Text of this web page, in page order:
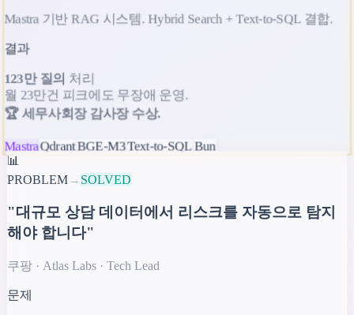
Mastra 기반 RAG 시스템. Hybrid Search + Text-to-SQL 결합.
결과
123만 질의 처리
월 23만건 피크에도 무장애 운영.
🏆 세무사회장 감사장 수상.
MastraQdrant BGE-M3Text-to-SQL Bun
📊
PROBLEM→ SOLVED
"대규모 상담 데이터에서 리스크를 자동으로 탐지
해야 합니다"
쿠팡 · Atlas Labs · Tech Lead
문제